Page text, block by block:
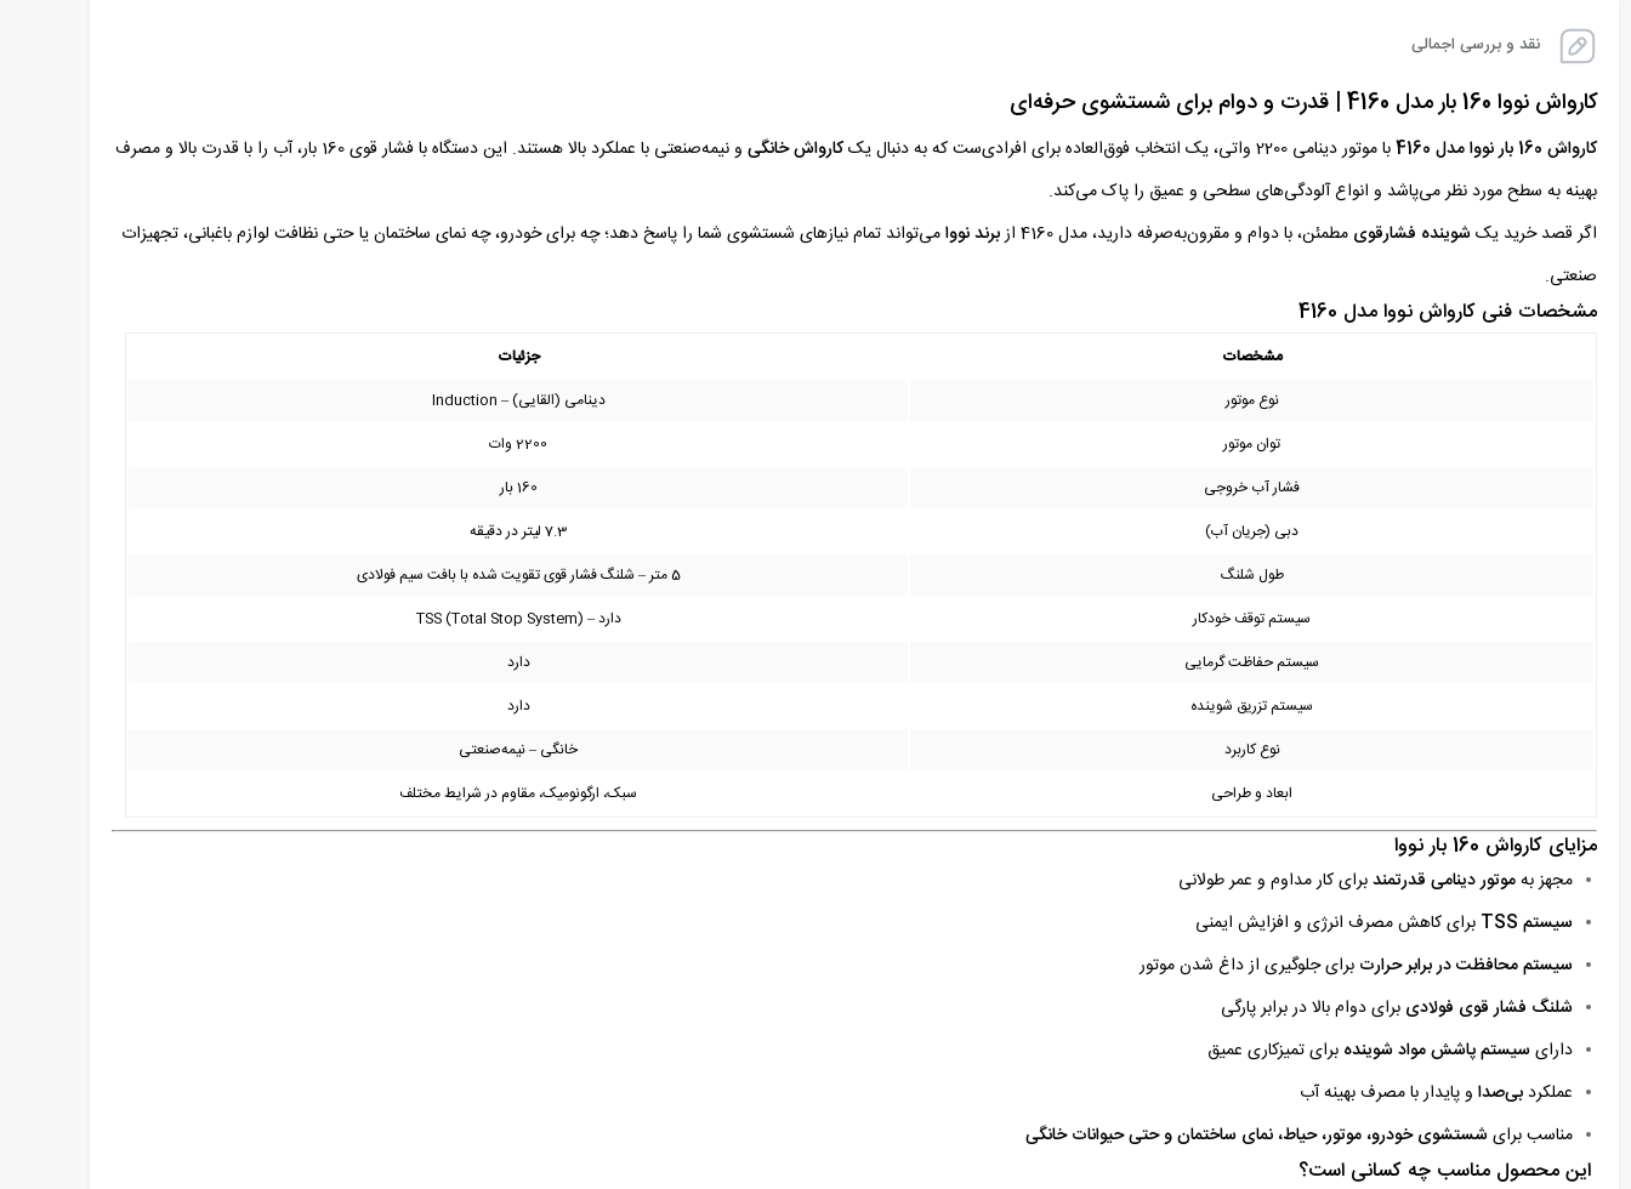
نقد و بررسی اجمالی
کارواش نووا 160 بار مدل 4160 | قدرت و دوام برای شستشوی حرفه‌ای
کارواش 160 بار نووا مدل 4160 با موتور دینامی 2200 واتی، یک انتخاب فوق‌العاده برای افرادی‌ست که به دنبال یک کارواش خانگی
و نیمه‌صنعتی با عملکرد بالا هستند. این دستگاه با فشار قوی 160 بار، آب را با قدرت بالا و مصرف
بهینه به سطح مورد نظر می‌پاشد و انواع آلودگی‌های سطحی و عمیق را پاک می‌کند.
اگر قصد خرید یکشوینده فشارقوی مطمئن، با دوام و مقرون‌به‌صرفه دارید، مدل 4160 از برند نووامی‌تواند تمام نیازهای شستشوی شما را پاسخ دهد؛ چه برای خودرو، چه نمای ساختمان یا حتی نظافت لوازم باغبانی، تجهیزات
صنعتی.
مشخصات فنی کارواش نووا مدل 4160
مشخصات
جزئیات
نوع موتور
دینامی (القایی) – Induction
توان موتور
2200 وات
فشار آب خروجی
160 بار
دبی (جریان آب)
7.3 لیتر در دقیقه
طول شلنگ
5 متر – شلنگ فشار قوی تقویت شده با بافت سیم فولادی
سیستم توقف خودکار
دارد – TSS (Total Stop System)
سیستم حفاظت گرمایی
دارد
سیستم تزریق شوینده
دارد
نوع کاربرد
خانگی – نیمه‌صنعتی
ابعاد و طراحی
سبک، ارگونومیک، مقاوم در شرایط مختلف
مزایای کارواش 160 بار نووا
مجهز بهموتور دینامی قدرتمندبرای کار مداوم و عمر طولانی
سیستم TSS
برای کاهش مصرف انرژی و افزایش ایمنی
سیستم محافظت در برابر حرارت برای جلوگیری از داغ شدن موتور
شلنگ فشار قوی فولادی برای دوام بالا در برابر پارگی
دارایسیستم پاشش مواد شوینده برای تمیزکاری عمیق
عملکردبی‌صدا و پایدار با مصرف بهینه آب
مناسب برایشستشوی خودرو، موتور، حیاط، نمای ساختمان و حتی حیوانات خانگی
این محصول مناسب چه کسانی است؟